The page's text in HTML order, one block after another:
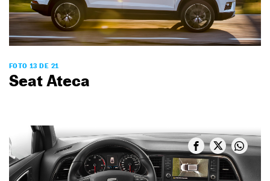
FOTO 13 DE 21
Seat Ateca